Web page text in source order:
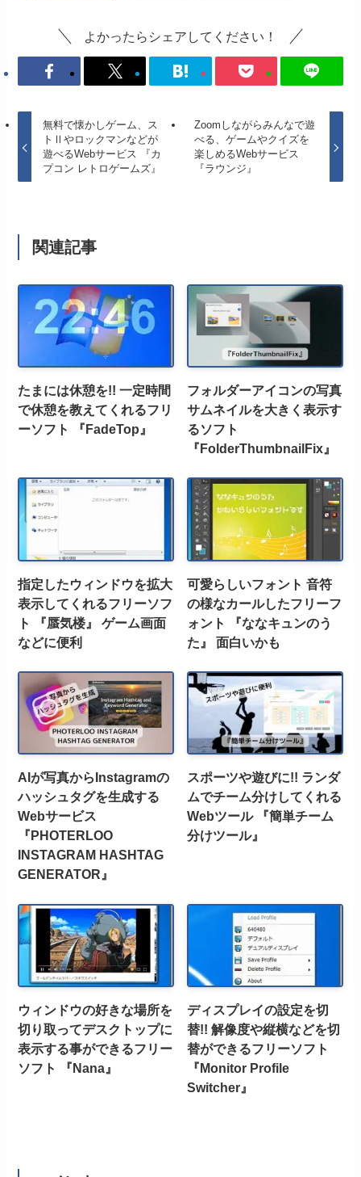
よかったらシェアしてください！
無料で懐かしゲーム、ス
トⅡやロックマンなどが
遊べるWebサービス 『カ
プコン レトロゲームズ』
Zoomしながらみんなで遊
べる、ゲームやクイズを
楽しめるWebサービス
『ラウンジ』
関連記事
たまには休憩を!! 一定時間
で休憩を教えてくれるフリ
ーソフト 『FadeTop』
フォルダーアイコンの写真
サムネイルを大きく表示す
るソフト
『FolderThumbnailFix』
指定したウィンドウを拡大
表示してくれるフリーソフ
ト 『蜃気楼』 ゲーム画面
などに便利
可愛らしいフォント 音符
の様なカールしたフリーフ
ォント 『ななキュンのう
た』 面白いかも
AIが写真からInstagramの
ハッシュタグを生成する
Webサービス
『PHOTERLOO
INSTAGRAM HASHTAG
GENERATOR』
スポーツや遊びに!! ランダ
ムでチーム分けしてくれる
Webツール 『簡単チーム
分けツール』
ウィンドウの好きな場所を
切り取ってデスクトップに
表示する事ができるフリー
ソフト 『Nana』
ディスプレイの設定を切
替!! 解像度や縦横などを切
替ができるフリーソフト
『Monitor Profile
Switcher』